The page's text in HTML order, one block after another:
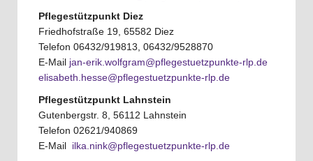
Pflegestützpunkt Diez
Friedhofstraße 19, 65582 Diez
Telefon 06432/919813, 06432/9528870
E-Mail jan-erik.wolfgram@pflegestuetzpunkte-rlp.de
elisabeth.hesse@pflegestuetzpunkte-rlp.de
Pflegestützpunkt Lahnstein
Gutenbergstr. 8, 56112 Lahnstein
Telefon 02621/940869
E-Mail ilka.nink@pflegestuetzpunkte-rlp.de